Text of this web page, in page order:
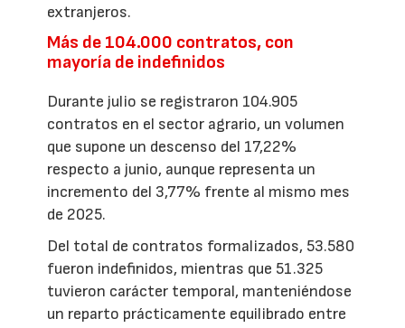
extranjeros.
Más de 104.000 contratos, con
mayoría de indefinidos
Durante julio se registraron 104.905
contratos en el sector agrario, un volumen
que supone un descenso del 17,22%
respecto a junio, aunque representa un
incremento del 3,77% frente al mismo mes
de 2025.
Del total de contratos formalizados, 53.580
fueron indefinidos, mientras que 51.325
tuvieron carácter temporal, manteniéndose
un reparto prácticamente equilibrado entre